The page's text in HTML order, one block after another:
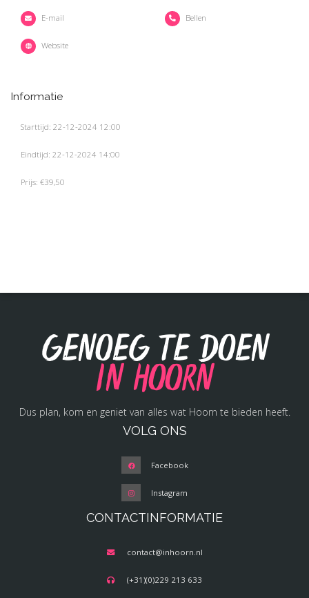
E-mail Bellen
Website
Informatie
Starttijd: 22-12-2024 12:00
Eindtijd: 22-12-2024 14:00
Prijs: €39,50
Genoeg te doen
in Hoorn
Dus plan, kom en geniet van alles wat Hoorn te bieden heeft.
VOLG ONS
Facebook
Instagram
CONTACTINFORMATIE
contact@inhoorn.nl
(+31)(0)229 213 633